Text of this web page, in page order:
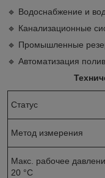
🔹 Водоснабжение и
🔹 Канализационные
🔹 Промышленные
🔹 Автоматизация
Статус
Метод измерения
Макс. рабочее
20 °C